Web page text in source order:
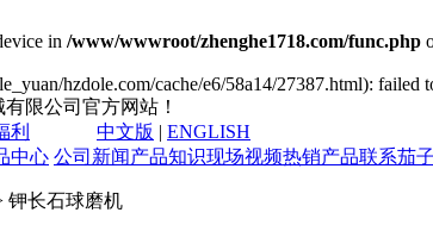
in /www/wwwroot/zhenghe1718.com/func.php
hzdole.com/cache/e6/58a14/27387.html): failed
限公司官方网站！
利 中文版 | ENGLISH
中心 公司新闻产品知识现场视频热销产品联系茄
钾长石球磨机